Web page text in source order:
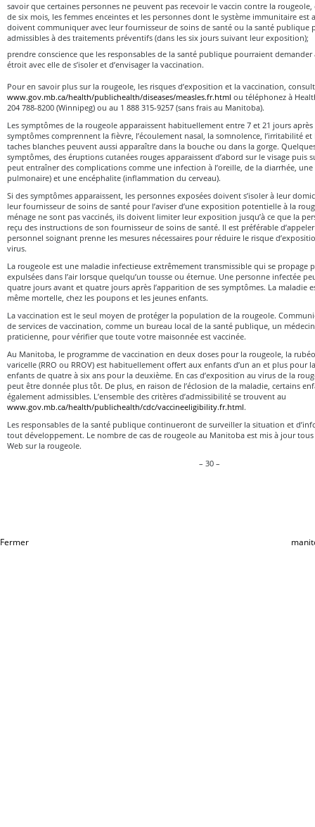
savoir que certaines personnes ne peuvent pas recevoir le vaccin contre la
de six mois, les femmes enceintes et les personnes dont le système immunitaire est
doivent communiquer avec leur fournisseur de soins de santé ou la santé publique
admissibles à des traitements préventifs (dans les six jours suivant leur exposition);
prendre conscience que les responsables de la santé publique pourraient
étroit avec elle de s’isoler et d’envisager la vaccination.
Pour en savoir plus sur la rougeole, les risques d’exposition et la vaccination,
www.gov.mb.ca/health/publichealth/diseases/measles.fr.html ou téléphonez à
204 788-8200 (Winnipeg) ou au 1 888 315-9257 (sans frais au Manitoba).
Les symptômes de la rougeole apparaissent habituellement entre 7 et 21 jours après
symptômes comprennent la fièvre, l’écoulement nasal, la somnolence, l’irritabilité
taches blanches peuvent aussi apparaître dans la bouche ou dans la gorge.
symptômes, des éruptions cutanées rouges apparaissent d’abord sur le visage puis
peut entraîner des complications comme une infection à l’oreille, de la diarrhée,
pulmonaire) et une encéphalite (inflammation du cerveau).
Si des symptômes apparaissent, les personnes exposées doivent s’isoler à leur
leur fournisseur de soins de santé pour l’aviser d’une exposition potentielle à la
ménage ne sont pas vaccinés, ils doivent limiter leur exposition jusqu’à ce que la
reçu des instructions de son fournisseur de soins de santé. Il est préférable
personnel soignant prenne les mesures nécessaires pour réduire le risque
virus.
La rougeole est une maladie infectieuse extrêmement transmissible qui se propage
expulsées dans l’air lorsque quelqu’un tousse ou éternue. Une personne infectée
quatre jours avant et quatre jours après l’apparition de ses symptômes. La maladie
même mortelle, chez les poupons et les jeunes enfants.
La vaccination est le seul moyen de protéger la population de la rougeole.
de services de vaccination, comme un bureau local de la santé publique, un
praticienne, pour vérifier que toute votre maisonnée est vaccinée.
Au Manitoba, le programme de vaccination en deux doses pour la rougeole, la
varicelle (RRO ou RROV) est habituellement offert aux enfants d’un an et plus pour
enfants de quatre à six ans pour la deuxième. En cas d’exposition au virus de la
peut être donnée plus tôt. De plus, en raison de l’éclosion de la maladie, certains
également admissibles. L’ensemble des critères d’admissibilité se trouvent au
www.gov.mb.ca/health/publichealth/cdc/vaccineeligibility.fr.html.
Les responsables de la santé publique continueront de surveiller la situation et
tout développement. Le nombre de cas de rougeole au Manitoba est mis à jour tous
Web sur la rougeole.
– 30 –
Fermer